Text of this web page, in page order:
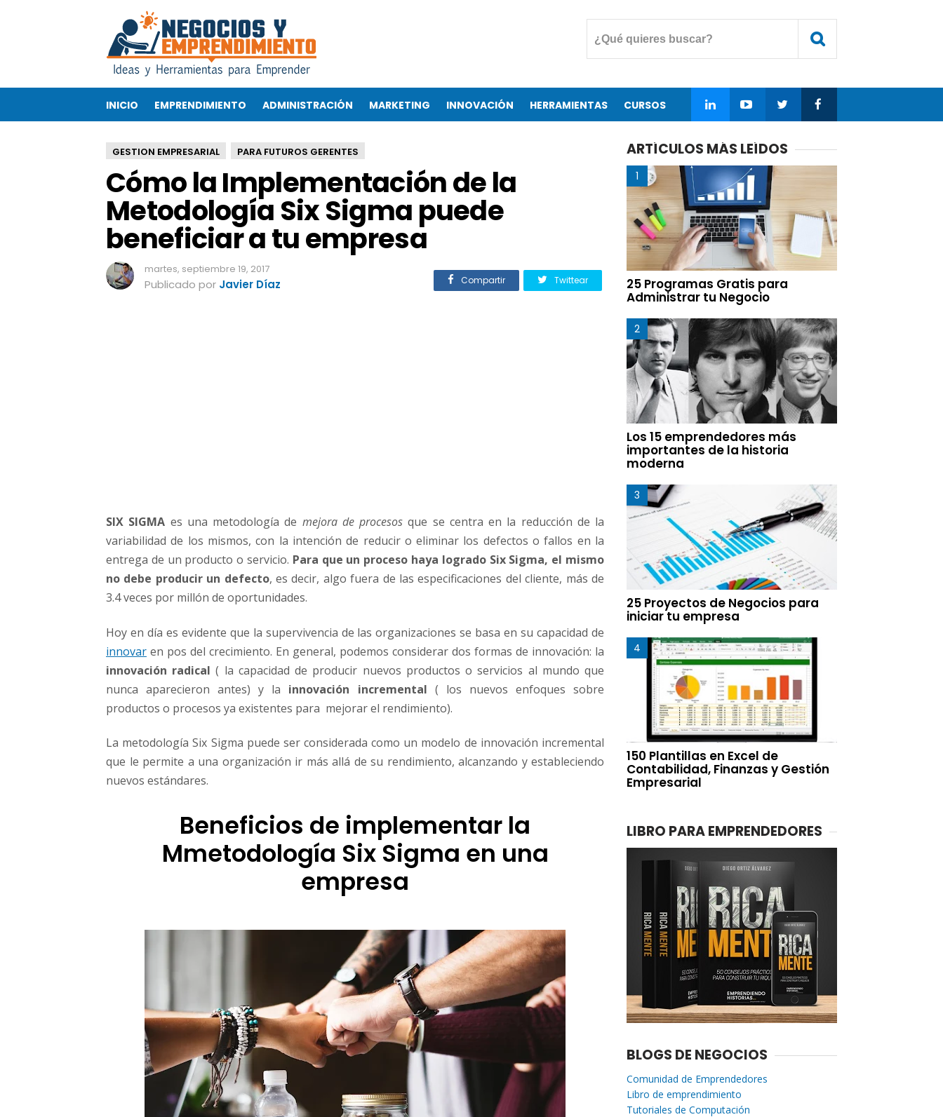
m
I
m
p
l
e
m
e
n
a
c
i
í
a
S
i
S
g
m
a
u
e
e
b
n
INICIO EMPRENDIMIENTO ADMINISTRACIÓN MARKETING INNOVACIÓN HERRAMIENTAS CURSOS
GESTION EMPRESARIAL PARA FUTUROS GERENTES
Cómo la Implementación de la
Metodología Six Sigma puede
beneficiar a tu empresa
martes, septiembre 19, 2017
Publicado por Javier Díaz Compartir Twittear
SIX SIGMA es una metodología de ​ mejora de procesos que se centra en la reducción de la
variabilidad de los mismos, con la intención de reducir o eliminar los defectos​ o fallos en la
entrega de un producto o servicio. Para que un proceso haya logrado Six Sigma, el mismo
no debe producir un defecto, es decir, algo fuera de las especificaciones del cliente, más de
3.4 veces por millón de oportunidades.
Hoy en día es evidente que la supervivencia de las organizaciones se basa en su capacidad de
innovar en pos del crecimiento. En general, podemos considerar dos formas de innovación: la
innovación radical(​ la capacidad de producir nuevos productos o servicios al mundo que
nunca aparecieron antes) y la innovación incremental (​ los nuevos enfoques sobre
productos o procesos ya​ ​existentes​ ​para ​ ​mejorar​ ​el​ ​rendimiento).
La metodología Six Sigma puede ser considerada como un modelo de innovación incremental
que le permite a una organización ir más allá de su rendimiento, alcanzando y estableciendo
nuevos estándares.
Beneficios​ de implementar​ la
Mmetodología​ Six Sigma en una
empresa
ARTÍCULOS MÁS LEÍDOS
25 Programas Gratis para
Administrar tu Negocio
Los 15 emprendedores más
importantes de la historia
moderna
25 Proyectos de Negocios para
iniciar tu empresa
150 Plantillas en Excel de
Contabilidad, Finanzas y Gestión
Empresarial
LIBRO PARA EMPRENDEDORES
BLOGS DE NEGOCIOS
Comunidad de Emprendedores
Libro de emprendimiento
Tutoriales de Computación